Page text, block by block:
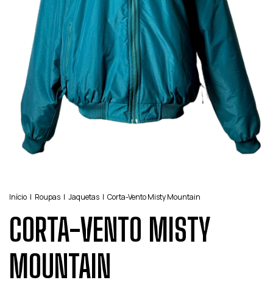
Início | Roupas | Jaquetas | Corta-Vento Misty Mountain
CORTA-VENTO MISTY
MOUNTAIN